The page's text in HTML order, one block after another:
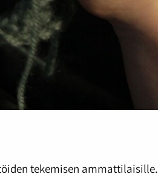
tekemisen ammattilaisille.